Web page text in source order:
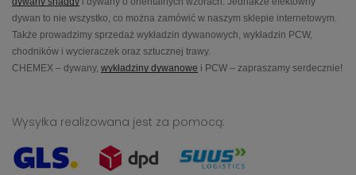
dywan to nie wszystko, co można zamówić w naszym sklepie internetowym.
Także prowadzimy sprzedaż wykładzin dywanowych, wykładzin PCW,
chodników i wycieraczek oraz sztucznej trawy.
CHEMEX – dywany, wykładziny dywanowe i PCW – zapraszamy serdecznie!
Wysyłka realizowana jest za pomocą: